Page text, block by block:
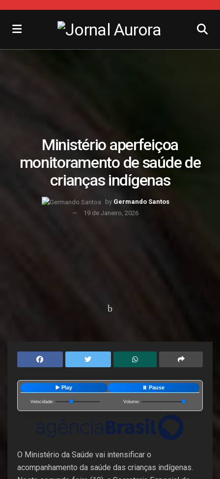
Ministério aperfeiçoa
monitoramento de saúde de
crianças indígenas
by Germando Santos
19 de Janeiro, 2026
▶️ Play ⏸️ Pause
Velocidade: Volume:
O Ministério da Saúde vai intensificar o
acompanhamento da saúde das crianças indígenas.